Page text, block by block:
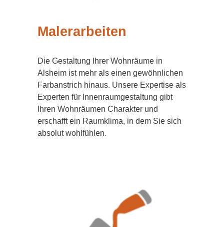
Malerarbeiten
Die Gestaltung Ihrer Wohnräume in
Alsheim ist mehr als einen gewöhnlichen
Farbanstrich hinaus. Unsere Expertise als
Experten für Innenraumgestaltung gibt
Ihren Wohnräumen Charakter und
erschafft ein Raumklima, in dem Sie sich
absolut wohlfühlen.